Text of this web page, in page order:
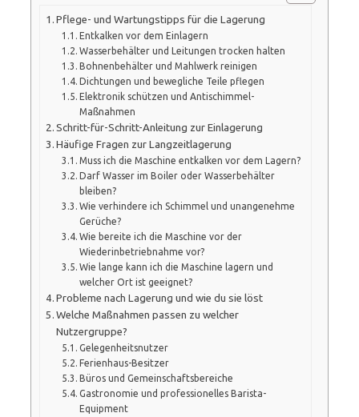
Pflege- und Wartungstipps für die Lagerung
Entkalken vor dem Einlagern
Wasserbehälter und Leitungen trocken halten
Bohnenbehälter und Mahlwerk reinigen
Dichtungen und bewegliche Teile pflegen
Elektronik schützen und Antischimmel-
Maßnahmen
Schritt-für-Schritt-Anleitung zur Einlagerung
Häufige Fragen zur Langzeitlagerung
Muss ich die Maschine entkalken vor dem Lagern?
Darf Wasser im Boiler oder Wasserbehälter
bleiben?
Wie verhindere ich Schimmel und unangenehme
Gerüche?
Wie bereite ich die Maschine vor der
Wiederinbetriebnahme vor?
Wie lange kann ich die Maschine lagern und
welcher Ort ist geeignet?
Probleme nach Lagerung und wie du sie löst
Welche Maßnahmen passen zu welcher
Nutzergruppe?
Gelegenheitsnutzer
Ferienhaus-Besitzer
Büros und Gemeinschaftsbereiche
Gastronomie und professionelles Barista-
Equipment